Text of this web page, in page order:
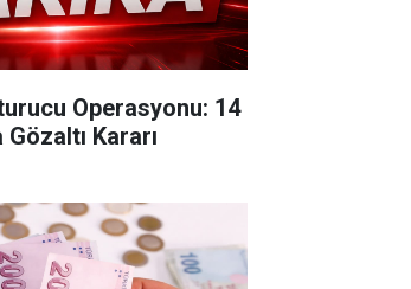
Operasyonu: 14
Kararı